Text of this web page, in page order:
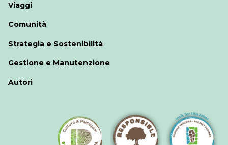
Viaggi
Comunità
Strategia e Sostenibilità
Gestione e Manutenzione
Autori